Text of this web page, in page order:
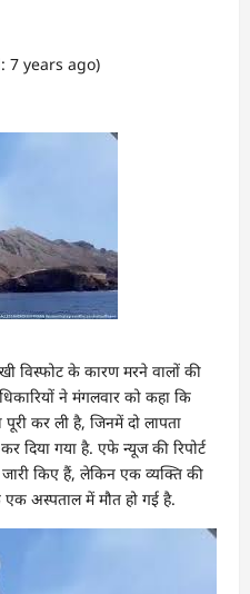
7 years ago)
विस्फोट के कारण मरने वालों की
ने मंगलवार को कहा कि
पूरी कर ली है, जिनमें दो लापता
दिया गया है. एफे न्यूज की रिपोर्ट
किए हैं, लेकिन एक व्यक्ति की
एक अस्पताल में मौत हो गई है.